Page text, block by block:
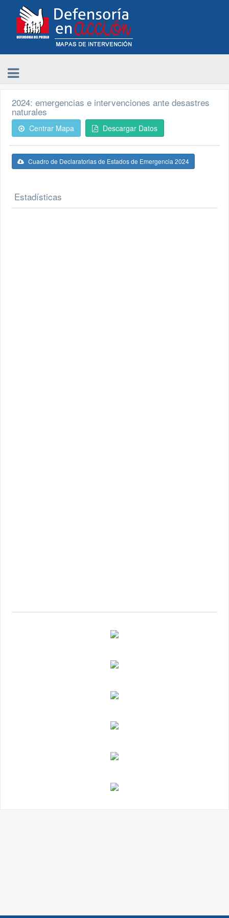
2024: emergencias e intervenciones ante desastres
naturales
Centrar Mapa Descargar Datos
Cuadro de Declaratorias de Estados de Emergencia 2024
Estadísticas